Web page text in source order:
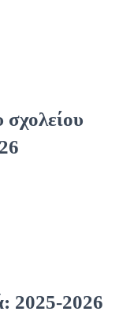
2025-2026